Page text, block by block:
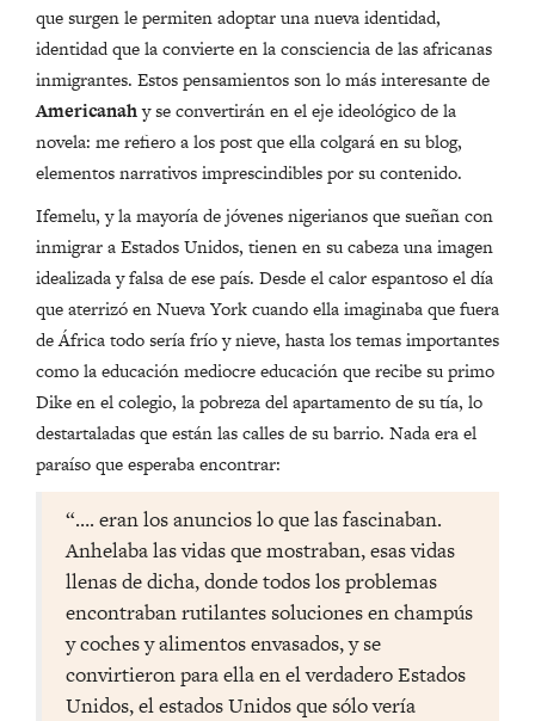
que surgen le permiten adoptar una nueva identidad,
identidad que la convierte en la consciencia de las africanas
inmigrantes. Estos pensamientos son lo más interesante de
Americanahy se convertirán en el eje ideológico de la
novela: me refiero a los post que ella colgará en su blog,
elementos narrativos imprescindibles por su contenido.
Ifemelu, y la mayoría de jóvenes nigerianos que sueñan con
inmigrar a Estados Unidos, tienen en su cabeza una imagen
idealizada y falsa de ese país. Desde el calor espantoso el día
que aterrizó en Nueva York cuando ella imaginaba que fuera
de África todo sería frío y nieve, hasta los temas importantes
como la educación mediocre educación que recibe su primo
Dike en el colegio, la pobreza del apartamento de su tía, lo
destartaladas que están las calles de su barrio. Nada era el
paraíso que esperaba encontrar:
“…. eran los anuncios lo que las fascinaban.
Anhelaba las vidas que mostraban, esas vidas
llenas de dicha, donde todos los problemas
encontraban rutilantes soluciones en champús
y coches y alimentos envasados, y se
convirtieron para ella en el verdadero Estados
Unidos, el estados Unidos que sólo vería